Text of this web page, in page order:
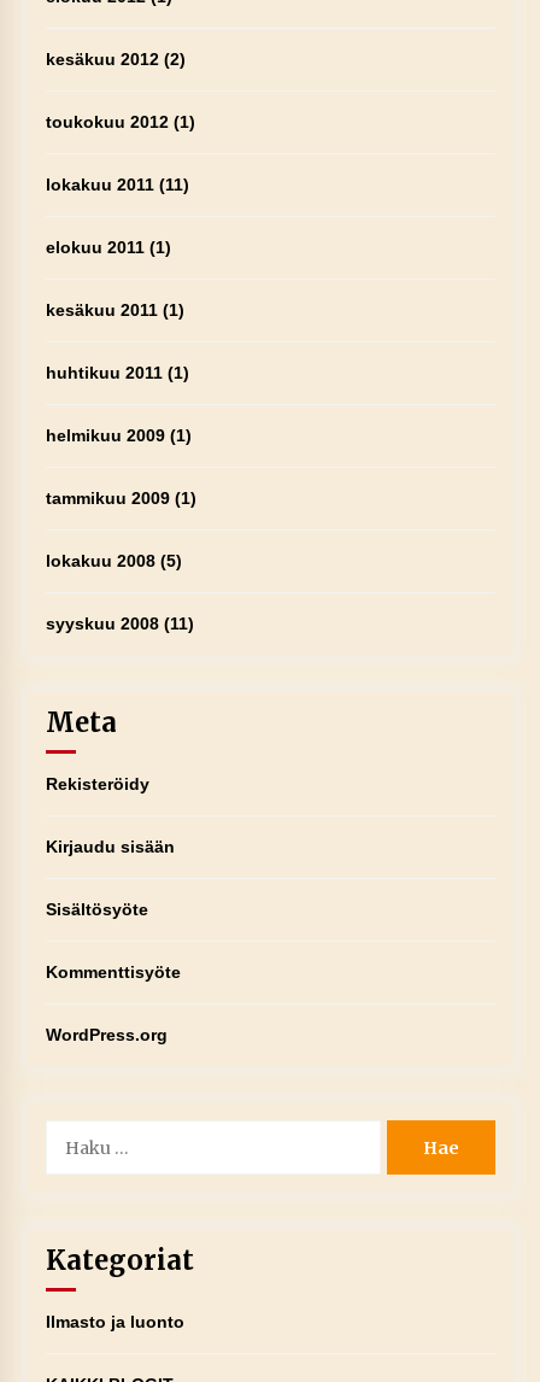
kesäkuu 2012(2)
toukokuu 2012(1)
lokakuu 2011(11)
elokuu 2011(1)
kesäkuu 2011(1)
huhtikuu 2011(1)
helmikuu 2009(1)
tammikuu 2009(1)
lokakuu 2008(5)
syyskuu 2008(11)
Meta
Rekisteröidy
Kirjaudu sisään
Sisältösyöte
Kommenttisyöte
WordPress.org
Kategoriat
Ilmasto ja luonto